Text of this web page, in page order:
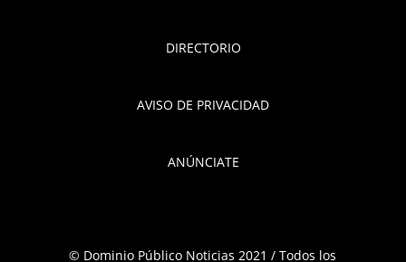
DIRECTORIO
AVISO DE PRIVACIDAD
ANÚNCIATE
© Dominio Público Noticias 2021 / Todos los